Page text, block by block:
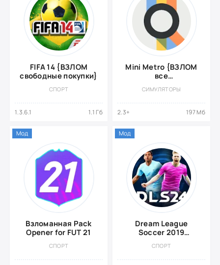
FIFA 14 {ВЗЛОМ
свободные покупки}
СПОРТ
1.3.6.1 1.1 Гб
Mini Metro {ВЗЛОМ
все
СИМУЛЯТОРЫ
2.3+ 197 Мб
Взломанная Pack
Opener for FUT 21
СПОРТ
Мод
Dream League
Soccer 2019
денег}
СПОРТ
Мод